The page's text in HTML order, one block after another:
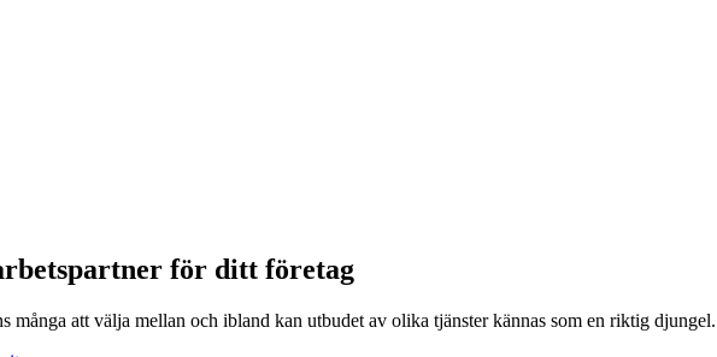
för ditt företag
många att välja mellan och ibland kan utbudet av olika tjänster kännas som en riktig